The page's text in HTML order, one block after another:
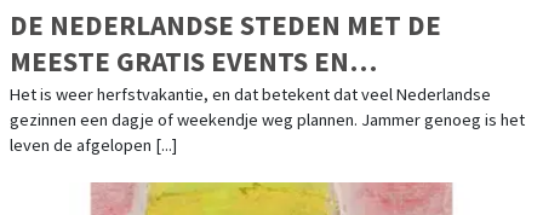
DE NEDERLANDSE STEDEN MET DE
MEESTE GRATIS EVENTS EN
BEZIENSWAARDIGHEDEN
Het is weer herfstvakantie, en dat betekent dat veel Nederlandse
gezinnen een dagje of weekendje weg plannen. Jammer genoeg is het
leven de afgelopen [...]